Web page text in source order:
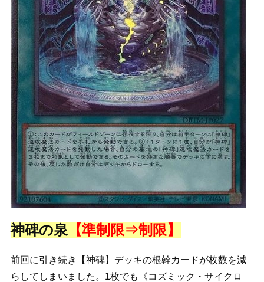
神碑の泉 【準制限⇒制限】
前回に引き続き【神碑】デッキの根幹カードが枚数を減
らしてしまいました。1枚でも《コズミック・サイクロ